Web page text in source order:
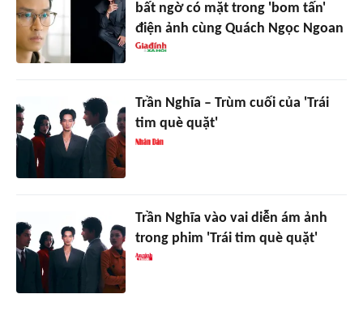
bất ngờ có mặt trong 'bom tấn'
điện ảnh cùng Quách Ngọc Ngoan
Trần Nghĩa – Trùm cuối của 'Trái
tim què quặt'
Trần Nghĩa vào vai diễn ám ảnh
trong phim 'Trái tim què quặt'